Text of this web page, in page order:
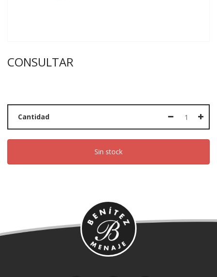
CONSULTAR
Cantidad
Sin stock